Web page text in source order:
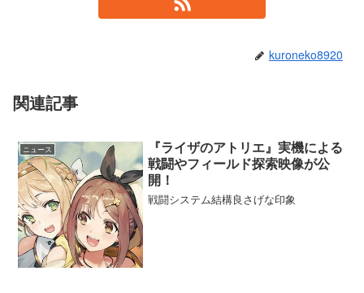
kuroneko8920
関連記事
ニュース
『ライザのアトリエ』実機による
戦闘やフィールド探索映像が公
開！
戦闘システム結構良さげな印象